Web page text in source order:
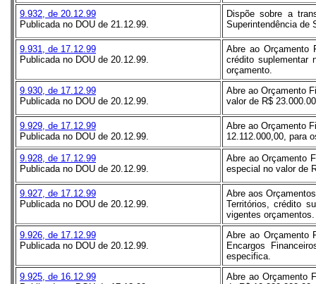
9.932, de 20.12.99
Publicada no DOU de 21.12.99.
Dispõe sobre a
Superintendência de
9.931, de 17.12.99
Publicada no DOU de 20.12.99.
Abre ao Orçamento
crédito suplementar
orçamento.
9.930, de 17.12.99
Publicada no DOU de 20.12.99.
Abre ao Orçamento
valor de R$
9.929, de 17.12.99
Publicada no DOU de 20.12.99.
Abre ao Orçamento
12.112.000,00, para
9.928, de 17.12.99
Publicada no DOU de 20.12.99.
Abre ao Orçamento
especial no valor de
9.927, de 17.12.99
Publicada no DOU de 20.12.99.
Abre aos
Territórios, crédito
vigentes orçamentos.
9.926, de 17.12.99
Publicada no DOU de 20.12.99.
Abre ao Orçamento
Encargos
especifica.
9.925, de 16.12.99
Abre ao Orçamento